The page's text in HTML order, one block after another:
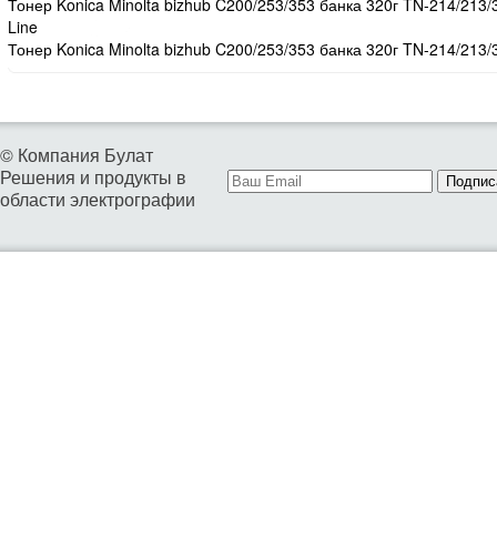
Тонер Konica Minolta bizhub C200/253/353 банка 320г TN-214/
Line
Тонер Konica Minolta bizhub C200/253/353 банка 320г TN-214/
© Компания Булат
Решения и продукты в
области электрографии